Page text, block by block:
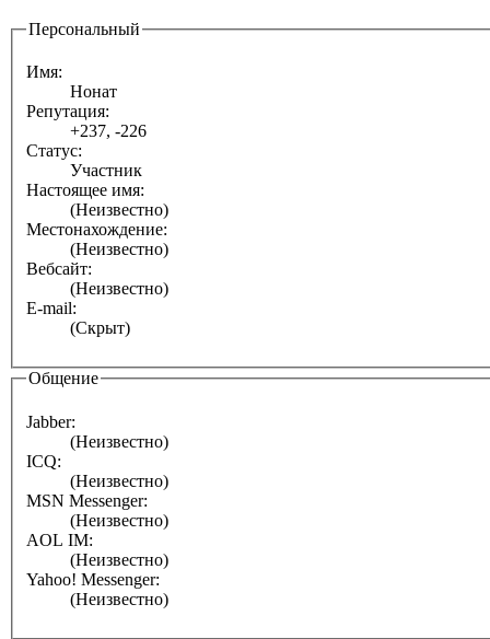
Персональный
Имя:
Нонат
Репутация:
+237, -226
Статус:
Участник
Настоящее имя:
(Неизвестно)
Местонахождение:
(Неизвестно)
Вебсайт:
(Неизвестно)
E-mail:
(Скрыт)
Общение
Jabber:
(Неизвестно)
ICQ:
(Неизвестно)
MSN Messenger:
(Неизвестно)
AOL IM:
(Неизвестно)
Yahoo! Messenger:
(Неизвестно)